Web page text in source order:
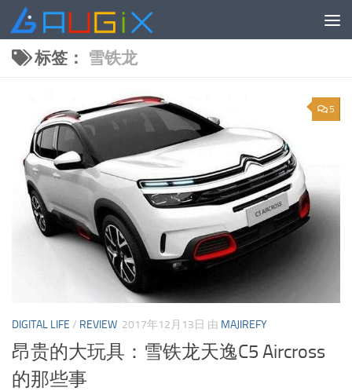
跳至内容
标签： 雪铁龙
5
DIGITAL LIFE / REVIEW 2017年12月13日 由 MAJIREFY
昂贵的大玩具：雪铁龙天逸C5 Aircross
的那些事